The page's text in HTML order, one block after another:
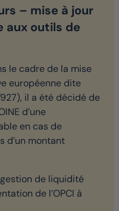
– mise à jour
aux outils de
le cadre de la mise
européenne dite
il a été décidé de
d’une
en cas de
d’un montant
de liquidité
de l’OPCI à